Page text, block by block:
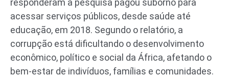
acessar serviços públicos, desde saúde até
educação, em 2018. Segundo o relatório, a
corrupção está dificultando o desenvolvimento
econômico, político e social da África, afetando o
bem-estar de indivíduos, famílias e comunidades.